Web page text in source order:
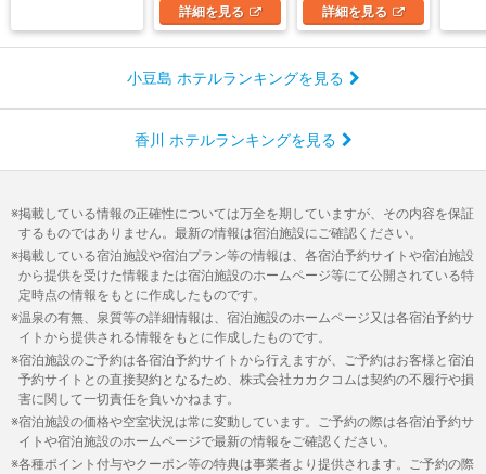
詳細を見る
詳細を見る
小豆島 ホテルランキングを見る
香川 ホテルランキングを見る
掲載している情報の正確性については万全を期していますが、その内容を保証
するものではありません。最新の情報は宿泊施設にご確認ください。
掲載している宿泊施設や宿泊プラン等の情報は、各宿泊予約サイトや宿泊施設
から提供を受けた情報または宿泊施設のホームページ等にて公開されている特
定時点の情報をもとに作成したものです。
温泉の有無、泉質等の詳細情報は、宿泊施設のホームページ又は各宿泊予約サ
イトから提供される情報をもとに作成したものです。
宿泊施設のご予約は各宿泊予約サイトから行えますが、ご予約はお客様と宿泊
予約サイトとの直接契約となるため、株式会社カカクコムは契約の不履行や損
害に関して一切責任を負いかねます。
宿泊施設の価格や空室状況は常に変動しています。ご予約の際は各宿泊予約サ
イトや宿泊施設のホームページで最新の情報をご確認ください。
各種ポイント付与やクーポン等の特典は事業者より提供されます。ご予約の際